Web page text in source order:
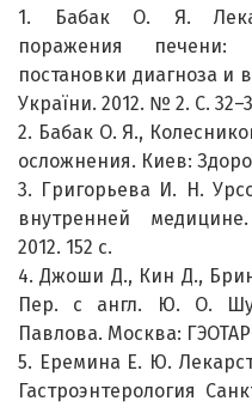
1. Бабак О. Я.
поражения печени:
постановки диагноза и
України. 2012. № 2. С.
2. Бабак О. Я.,
осложнения. Киев:
3. Григорьева И. Н.
внутренней
2012. 152 с.
4. Джоши Д., Кин Д.,
Пер. с англ. Ю. О.
Павлова. Москва:
5. Еремина Е. Ю.
Гастроэнтерология